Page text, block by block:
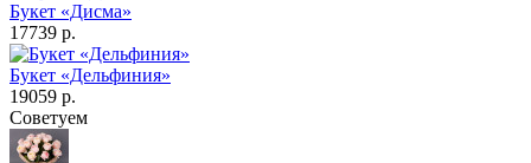
Букет «Дисма»
17739 р.
Букет «Дельфиния»
19059 р.
Советуем